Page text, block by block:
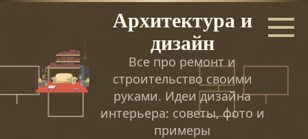
Перейти
Архитектура и
дизайн
Все про ремонт и
строительство своими
руками. Идеи дизайна
интерьера: советы, фото и
примеры